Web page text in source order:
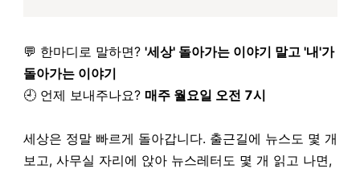
💬 한마디로 말하면? '세상' 돌아가는 이야기 말고 '내'가
돌아가는 이야기
🕘 언제 보내주나요? 매주 월요일 오전 7시
세상은 정말 빠르게 돌아갑니다. 출근길에 뉴스도 몇 개
보고, 사무실 자리에 앉아 뉴스레터도 몇 개 읽고 나면,